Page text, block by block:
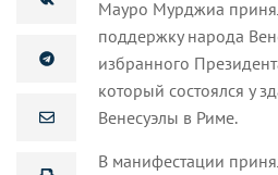
Мауро Мурджиа
поддержку народа
избранного
который состоялся у
Венесуэлы в Риме.
В манифестации